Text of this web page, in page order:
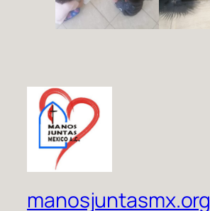
manosjuntasmx.org